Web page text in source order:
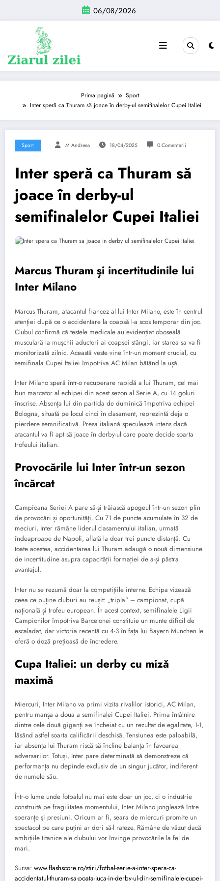
conținut
06/08/2026
Prima pagină
Sport
Inter speră ca Thuram să joace în derby-ul semifinalelor Cupei Italiei
Sport M Andreea 18/04/2025 0 Comentarii
Inter speră ca Thuram să
joace în derby-ul
semifinalelor Cupei Italiei
Marcus Thuram și incertitudinile lui
Inter Milano
Marcus Thuram, atacantul francez al lui Inter Milano, este în centrul
atenției după ce o accidentare la coapsă l-a scos temporar din joc.
Clubul confirmă că testele medicale au evidențiat oboseală
musculară la mușchii aductori ai coapsei stângi, iar starea sa va fi
monitorizată zilnic. Această veste vine într-un moment crucial, cu
semifinala Cupei Italiei împotriva AC Milan bătând la ușă.
Inter Milano speră într-o recuperare rapidă a lui Thuram, cel mai
bun marcator al echipei din acest sezon al Serie A, cu 14 goluri
înscrise. Absența lui din partida de duminică împotriva echipei
Bologna, situată pe locul cinci în clasament, reprezintă deja o
pierdere semnificativă. Presa italiană speculează intens dacă
atacantul va fi apt să joace în derby-ul care poate decide soarta
trofeului italian.
Provocările lui Inter într-un sezon
încărcat
Campioana Seriei A pare să-și trăiască apogeul într-un sezon plin
de provocări și oportunități. Cu 71 de puncte acumulate în 32 de
meciuri, Inter rămâne liderul clasamentului italian, urmată
îndeaproape de Napoli, aflată la doar trei puncte distanță. Cu
toate acestea, accidentarea lui Thuram adaugă o nouă dimensiune
de incertitudine asupra capacității formației de a-și păstra
avantajul.
Inter nu se rezumă doar la competițiile interne. Echipa vizează
ceea ce puține cluburi au reușit: „tripla” – campionat, cupă
națională și trofeu european. În acest context, semifinalele Ligii
Campionilor împotriva Barcelonei constituie un munte dificil de
escaladat, dar victoria recentă cu 4-3 în fața lui Bayern Munchen le
oferă o doză prețioasă de încredere.
Cupa Italiei: un derby cu miză
maximă
Miercuri, Inter Milano va primi vizita rivalilor istorici, AC Milan,
pentru manșa a doua a semifinalei Cupei Italiei. Prima întâlnire
dintre cele două giganți s-a încheiat cu un rezultat de egalitate, 1-1,
lăsând astfel soarta calificării deschisă. Tensiunea este palpabilă,
iar absența lui Thuram riscă să încline balanța în favoarea
adversarilor. Totuși, Inter pare determinată să demonstreze că
performanța nu depinde exclusiv de un singur jucător, indiferent
de numele său.
Într-o lume unde fotbalul nu mai este doar un joc, ci o industrie
construită pe fragilitatea momentului, Inter Milano jonglează între
speranțe și presiuni. Oricum ar fi, seara de miercuri promite un
spectacol pe care puțini ar dori să-l rateze. Rămâne de văzut dacă
ambițiile titanice ale clubului vor învinge provocările la fel de
mari.
Sursa: www.flashscore.ro/stiri/fotbal-serie-a-inter-spera-ca-
accidentatul-thuram-sa-poata-juca-in-derby-ul-din-semifinalele-cupei-